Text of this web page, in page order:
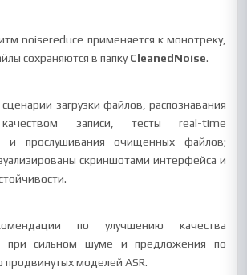
noisereduce применяется к монотреку,
сохраняются в папкуCleanedNoise.
загрузки файлов, распознавания
записи, тесты real-time
и прослушивания очищенных файлов;
скриншотами интерфейса и
по улучшению качества
при сильном шуме и предложения по
продвинутых моделей ASR.